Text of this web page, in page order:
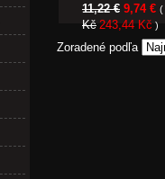
11,22 € 9,74 € (
Kč 243,44 Kč )
Zoradené podľa